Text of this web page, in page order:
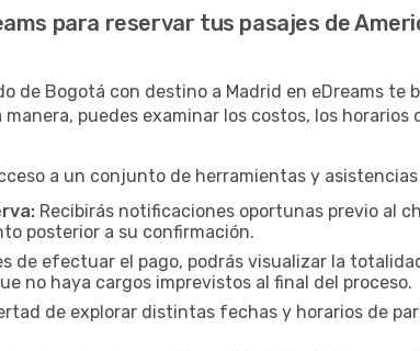
para reservar tus pasajes de
de Bogotá con destino a Madrid en eDreams
puedes examinar los costos, los
a un conjunto de herramientas y asistencias
Recibirás notificaciones oportunas previo al
posterior a su confirmación.
de efectuar el pago, podrás visualizar la
no haya cargos imprevistos al final del proceso.
de explorar distintas fechas y horarios de